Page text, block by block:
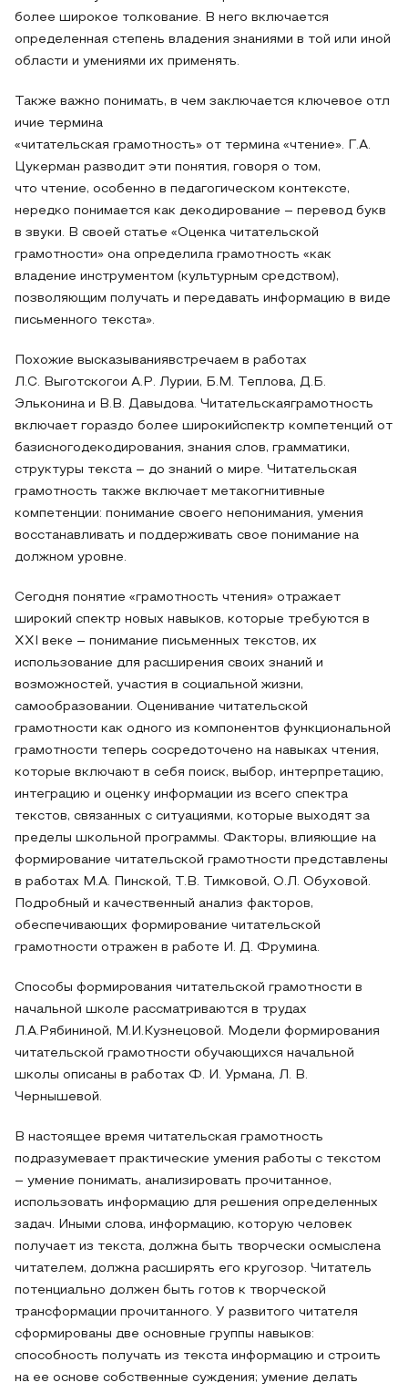
более широкое толкование. В него включается
определенная степень владения знаниями в той или иной
области и умениями их применять.
Также важно понимать, в чем заключается ключевое отл
ичие термина
«читательская грамотность» от термина «чтение». Г.А.
Цукерман разводит эти понятия, говоря о том,
что чтение, особенно в педагогическом контексте,
нередко понимается как декодирование – перевод букв
в звуки. В своей статье «Оценка читательской
грамотности» она определила грамотность «как
владение инструментом (культурным средством),
позволяющим получать и передавать информацию в виде
письменного текста».
Похожие высказываниявстречаем в работах
Л.С. Выготскогои А.Р. Лурии, Б.М. Теплова, Д.Б.
Эльконина и В.В. Давыдова. Читательскаяграмотность
включает гораздо более широкийспектр компетенций от
базисногодекодирования, знания слов, грамматики,
структуры текста – до знаний о мире. Читательская
грамотность также включает метакогнитивные
компетенции: понимание своего непонимания, умения
восстанавливать и поддерживать свое понимание на
должном уровне.
Сегодня понятие «грамотность чтения» отражает
широкий спектр новых навыков, которые требуются в
XXI веке – понимание письменных текстов, их
использование для расширения своих знаний и
возможностей, участия в социальной жизни,
самообразовании. Оценивание читательской
грамотности как одного из компонентов функциональной
грамотности теперь сосредоточено на навыках чтения,
которые включают в себя поиск, выбор, интерпретацию,
интеграцию и оценку информации из всего спектра
текстов, связанных с ситуациями, которые выходят за
пределы школьной программы. Факторы, влияющие на
формирование читательской грамотности представлены
в работах М.А. Пинской, Т.В. Тимковой, О.Л. Обуховой.
Подробный и качественный анализ факторов,
обеспечивающих формирование читательской
грамотности отражен в работе И. Д. Фрумина.
Способы формирования читательской грамотности в
начальной школе рассматриваются в трудах
Л.А.Рябининой, М.И.Кузнецовой. Модели формирования
читательской грамотности обучающихся начальной
школы описаны в работах Ф. И. Урмана, Л. В.
Чернышевой.
В настоящее время читательская грамотность
подразумевает практические умения работы с текстом
– умение понимать, анализировать прочитанное,
использовать информацию для решения определенных
задач. Иными слова, информацию, которую человек
получает из текста, должна быть творчески осмыслена
читателем, должна расширять его кругозор. Читатель
потенциально должен быть готов к творческой
трансформации прочитанного. У развитого читателя
сформированы две основные группы навыков:
способность получать из текста информацию и строить
на ее основе собственные суждения; умение делать